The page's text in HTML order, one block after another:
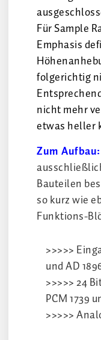
Für Sample
Emphasis
folgerichtig
nicht mehr
etwas heller
Zum Aufbau:
Bauteilen
so kurz wie
Funktions-
>>>>>
und AD
>>>>> 24
PCM 1739
>>>>>